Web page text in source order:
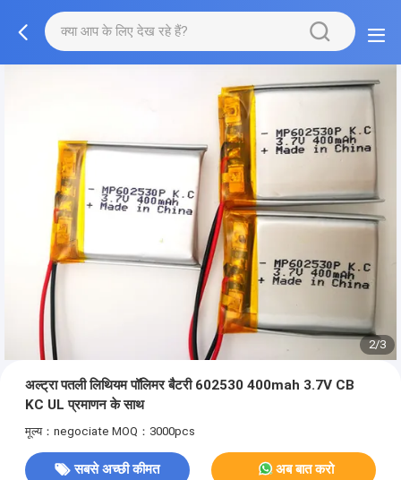
2/3
अल्ट्रा पतली लिथियम पॉलिमर बैटरी 602530 400mah 3.7V CB
KC UL प्रमाणन के साथ
मूल्य：negociate MOQ：3000pcs
सबसे अच्छी कीमत अब बात करो